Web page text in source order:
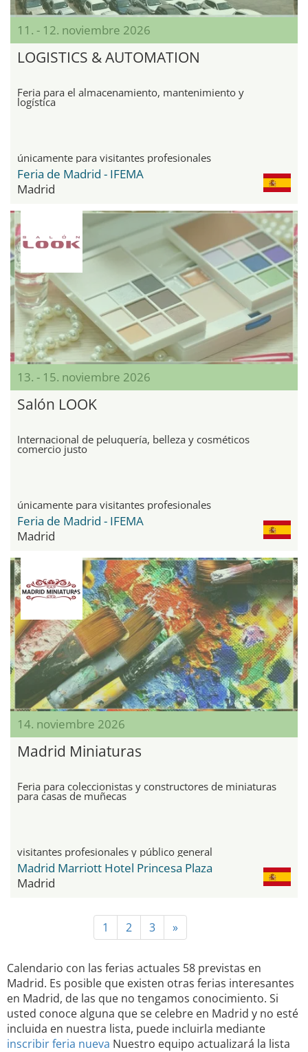
11. - 12. noviembre 2026
LOGISTICS & AUTOMATION
Feria para el almacenamiento, mantenimiento y
logística
únicamente para visitantes profesionales
Feria de Madrid - IFEMA
Madrid
13. - 15. noviembre 2026
Salón LOOK
Internacional de peluquería, belleza y cosméticos
comercio justo
únicamente para visitantes profesionales
Feria de Madrid - IFEMA
Madrid
14. noviembre 2026
Madrid Miniaturas
Feria para coleccionistas y constructores de miniaturas
para casas de muñecas
visitantes profesionales y público general
Madrid Marriott Hotel Princesa Plaza
Madrid
1 2 3 »
Calendario con las ferias actuales 58 previstas en
Madrid. Es posible que existen otras ferias interesantes
en Madrid, de las que no tengamos conocimiento. Si
usted conoce alguna que se celebre en Madrid y no esté
incluida en nuestra lista, puede incluirla mediante
inscribir feria nueva Nuestro equipo actualizará la lista